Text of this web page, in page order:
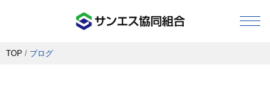
TOP / ブログ